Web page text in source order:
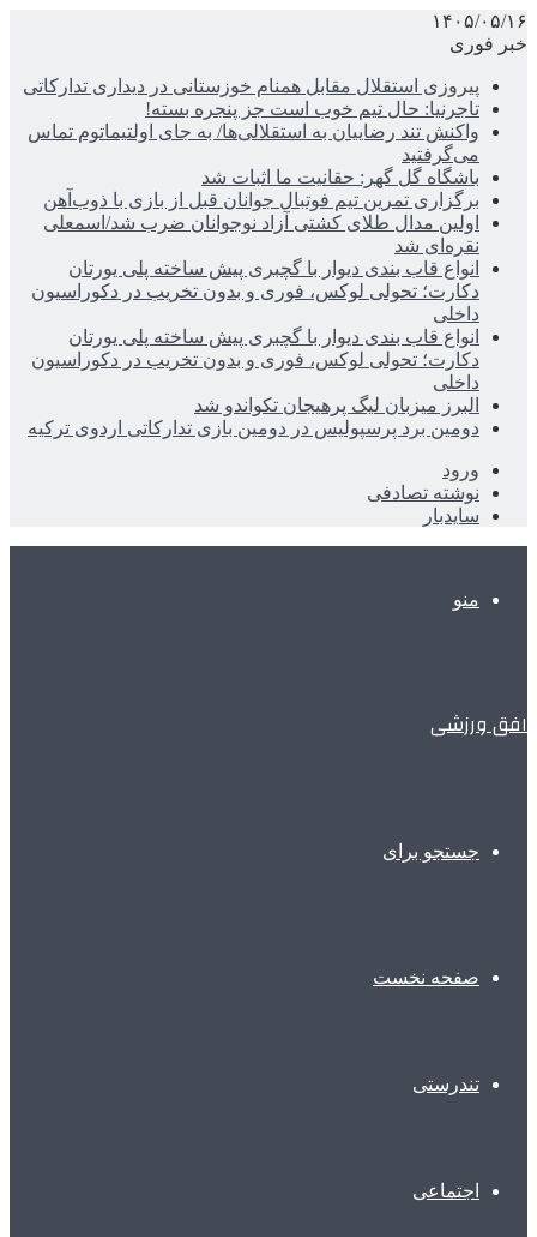
۱۴۰۵/۰۵/۱۶
خبر فوری
پیروزی استقلال مقابل همنام خوزستانی در دیداری تدارکاتی
تاجرنیا: حال تیم خوب است جز پنجره بسته!
واکنش تند رضاییان به استقلالی‌ها/ به جای اولتیماتوم تماس
می‌گرفتید
باشگاه گل گهر: حقانیت ما اثبات شد
برگزاری تمرین تیم فوتبال جوانان قبل از بازی با ذوب‌آهن
اولین مدال طلای کشتی آزاد نوجوانان ضرب شد/اسمعلی
نقره‌ای شد
انواع قاب بندی دیوار با گچبری پیش ساخته پلی یورتان
دکارت؛ تحولی لوکس، فوری و بدون تخریب در دکوراسیون
داخلی
انواع قاب بندی دیوار با گچبری پیش ساخته پلی یورتان
دکارت؛ تحولی لوکس، فوری و بدون تخریب در دکوراسیون
داخلی
البرز میزبان لیگ پرهیجان تکواندو شد
دومین برد پرسپولیس در دومین بازی تدارکاتی اردوی ترکیه
ورود
نوشته تصادفی
سایدبار
منو
افق ورزشی
جستجو برای
صفحه نخست
تندرستی
اجتماعی